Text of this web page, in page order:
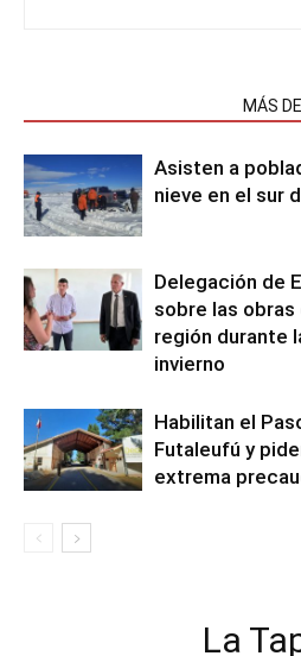
MÁS
Asisten a
nieve en el sur
Delegación de
sobre las
región durante
invierno
Habilitan el
Futaleufú y
extrema
La